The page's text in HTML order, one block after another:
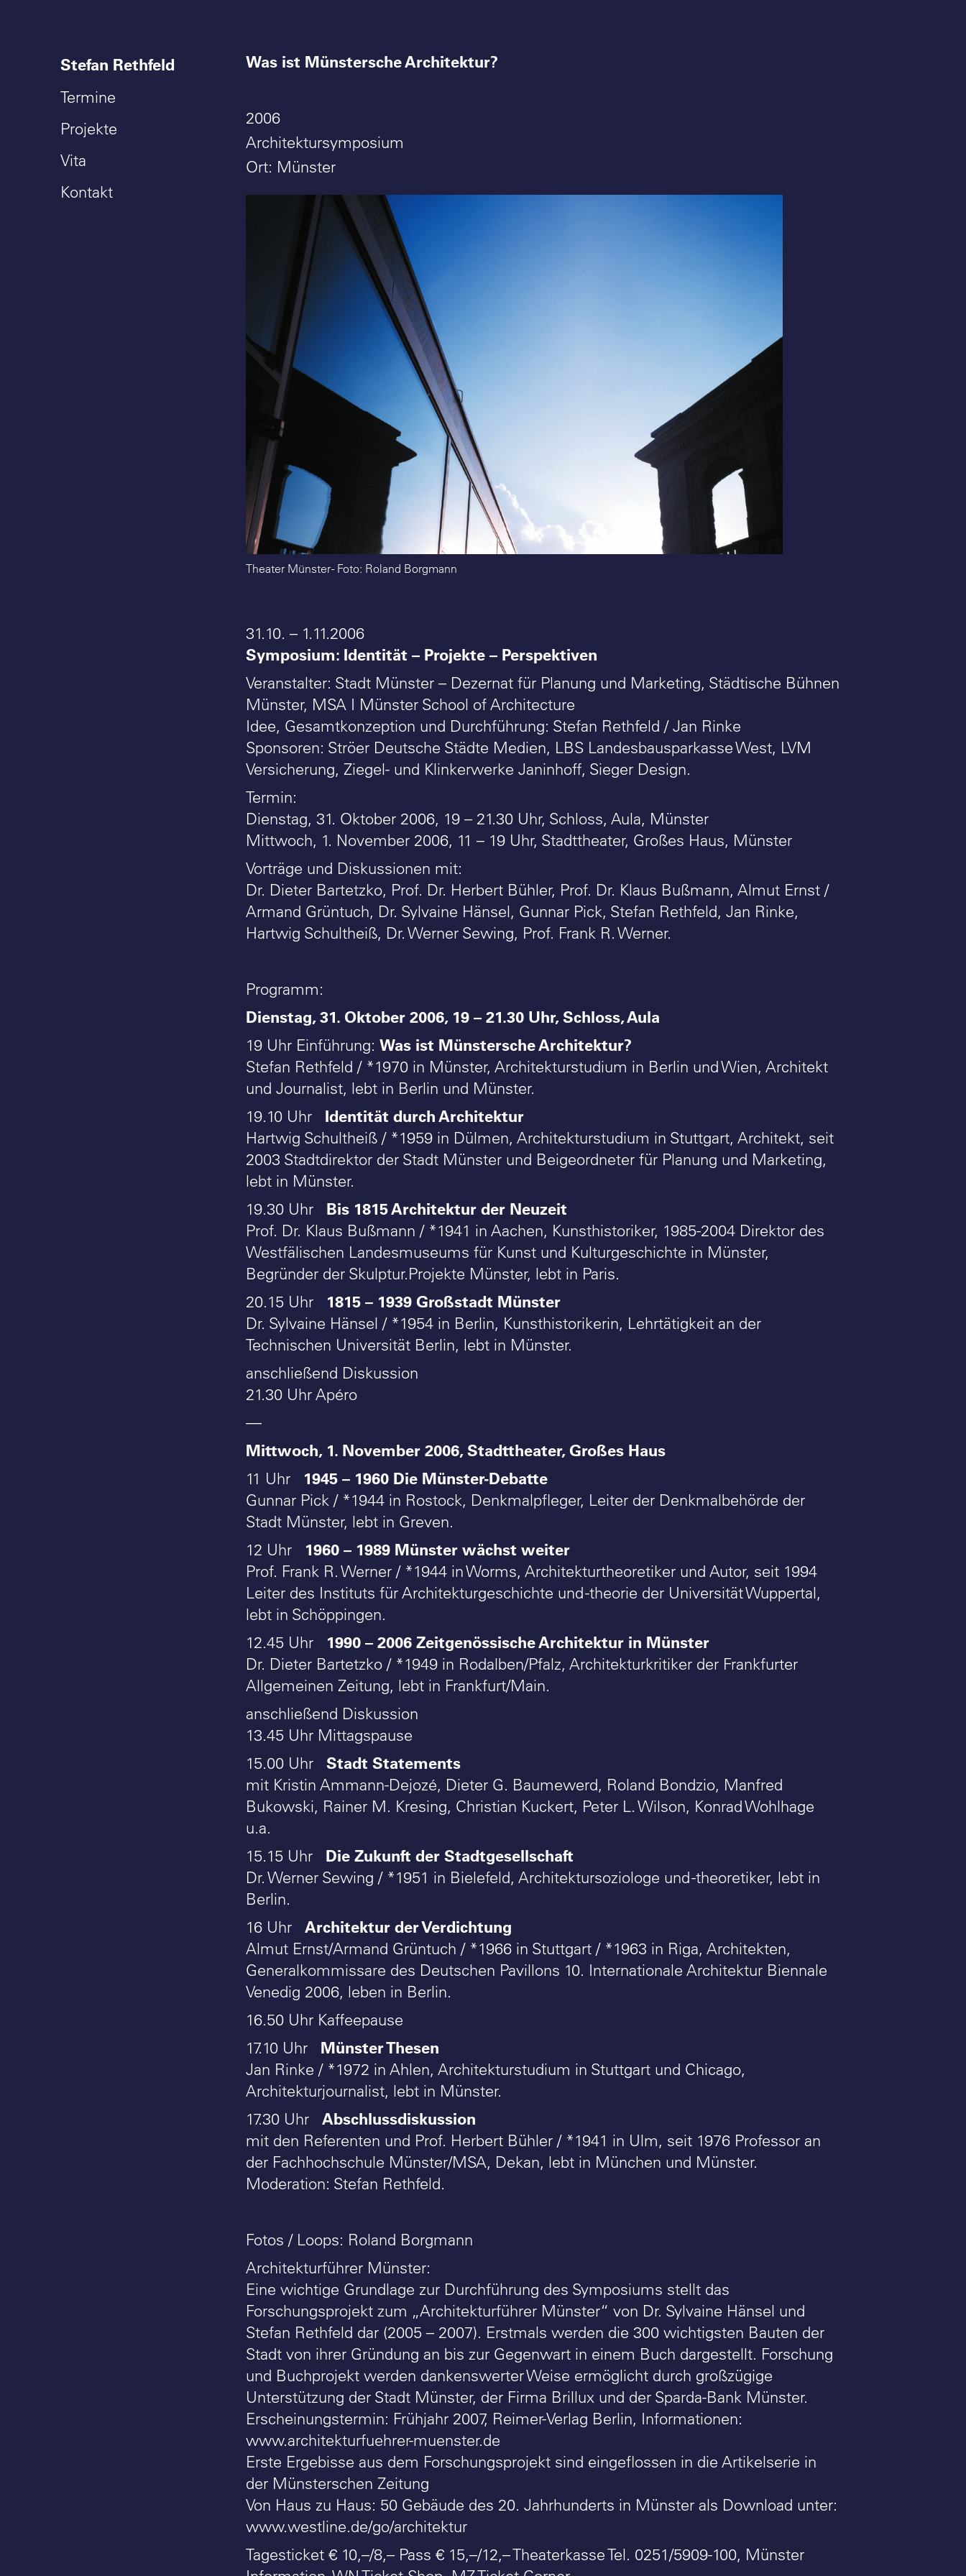
Stefan Rethfeld
Termine
Projekte
Vita
Kontakt
Was ist Münstersche Architektur?
2006
Architektursymposium
Ort: Münster
Theater Münster - Foto: Roland Borgmann
31.10. – 1.11.2006
Symposium: Identität – Projekte – Perspektiven
Veranstalter: Stadt Münster – Dezernat für Planung und Marketing, Städtische Bühnen
Münster, MSA I Münster School of Architecture
Idee, Gesamtkonzeption und Durchführung: Stefan Rethfeld / Jan Rinke
Sponsoren: Ströer Deutsche Städte Medien, LBS Landesbausparkasse West, LVM
Versicherung, Ziegel- und Klinkerwerke Janinhoff, Sieger Design.
Termin:
Dienstag, 31. Oktober 2006, 19 – 21.30 Uhr, Schloss, Aula, Münster
Mittwoch, 1. November 2006, 11 – 19 Uhr, Stadttheater, Großes Haus, Münster
Vorträge und Diskussionen mit:
Dr. Dieter Bartetzko, Prof. Dr. Herbert Bühler, Prof. Dr. Klaus Bußmann, Almut Ernst /
Armand Grüntuch, Dr. Sylvaine Hänsel, Gunnar Pick, Stefan Rethfeld, Jan Rinke,
Hartwig Schultheiß, Dr. Werner Sewing, Prof. Frank R. Werner.
Programm:
Dienstag, 31. Oktober 2006, 19 – 21.30 Uhr, Schloss, Aula
19 Uhr Einführung: Was ist Münstersche Architektur?
Stefan Rethfeld / *1970 in Münster, Architekturstudium in Berlin und Wien, Architekt
und Journalist, lebt in Berlin und Münster.
19.10 Uhr Identität durch Architektur
Hartwig Schultheiß / *1959 in Dülmen, Architekturstudium in Stuttgart, Architekt, seit
2003 Stadtdirektor der Stadt Münster und Beigeordneter für Planung und Marketing,
lebt in Münster.
19.30 Uhr Bis 1815 Architektur der Neuzeit
Prof. Dr. Klaus Bußmann / *1941 in Aachen, Kunsthistoriker, 1985-2004 Direktor des
Westfälischen Landesmuseums für Kunst und Kulturgeschichte in Münster,
Begründer der Skulptur.Projekte Münster, lebt in Paris.
20.15 Uhr 1815 – 1939 Großstadt Münster
Dr. Sylvaine Hänsel / *1954 in Berlin, Kunsthistorikerin, Lehrtätigkeit an der
Technischen Universität Berlin, lebt in Münster.
anschließend Diskussion
21.30 Uhr Apéro
—
Mittwoch, 1. November 2006, Stadttheater, Großes Haus
11 Uhr 1945 – 1960 Die Münster-Debatte
Gunnar Pick / *1944 in Rostock, Denkmalpfleger, Leiter der Denkmalbehörde der
Stadt Münster, lebt in Greven.
12 Uhr 1960 – 1989 Münster wächst weiter
Prof. Frank R. Werner / *1944 in Worms, Architekturtheoretiker und Autor, seit 1994
Leiter des Instituts für Architekturgeschichte und -theorie der Universität Wuppertal,
lebt in Schöppingen.
12.45 Uhr 1990 – 2006 Zeitgenössische Architektur in Münster
Dr. Dieter Bartetzko / *1949 in Rodalben/Pfalz, Architekturkritiker der Frankfurter
Allgemeinen Zeitung, lebt in Frankfurt/Main.
anschließend Diskussion
13.45 Uhr Mittagspause
15.00 Uhr Stadt Statements
mit Kristin Ammann-Dejozé, Dieter G. Baumewerd, Roland Bondzio, Manfred
Bukowski, Rainer M. Kresing, Christian Kuckert, Peter L. Wilson, Konrad Wohlhage
u.a.
15.15 Uhr Die Zukunft der Stadtgesellschaft
Dr. Werner Sewing / *1951 in Bielefeld, Architektursoziologe und -theoretiker, lebt in
Berlin.
16 Uhr Architektur der Verdichtung
Almut Ernst/Armand Grüntuch / *1966 in Stuttgart / *1963 in Riga, Architekten,
Generalkommissare des Deutschen Pavillons 10. Internationale Architektur Biennale
Venedig 2006, leben in Berlin.
16.50 Uhr Kaffeepause
17.10 Uhr Münster Thesen
Jan Rinke / *1972 in Ahlen, Architekturstudium in Stuttgart und Chicago,
Architekturjournalist, lebt in Münster.
17.30 Uhr Abschlussdiskussion
mit den Referenten und Prof. Herbert Bühler / *1941 in Ulm, seit 1976 Professor an
der Fachhochschule Münster/MSA, Dekan, lebt in München und Münster.
Moderation: Stefan Rethfeld.
Fotos / Loops: Roland Borgmann
Architekturführer Münster:
Eine wichtige Grundlage zur Durchführung des Symposiums stellt das
Forschungsprojekt zum „Architekturführer Münster“ von Dr. Sylvaine Hänsel und
Stefan Rethfeld dar (2005 – 2007). Erstmals werden die 300 wichtigsten Bauten der
Stadt von ihrer Gründung an bis zur Gegenwart in einem Buch dargestellt. Forschung
und Buchprojekt werden dankenswerter Weise ermöglicht durch großzügige
Unterstützung der Stadt Münster, der Firma Brillux und der Sparda-Bank Münster.
Erscheinungstermin: Frühjahr 2007, Reimer-Verlag Berlin, Informationen:
www.architekturfuehrer-muenster.de
Erste Ergebisse aus dem Forschungsprojekt sind eingeflossen in die Artikelserie in
der Münsterschen Zeitung
Von Haus zu Haus: 50 Gebäude des 20. Jahrhunderts in Münster als Download unter:
www.westline.de/go/architektur
Tagesticket € 10,–/8,– Pass € 15,–/12,– Theaterkasse Tel. 0251/5909-100, Münster